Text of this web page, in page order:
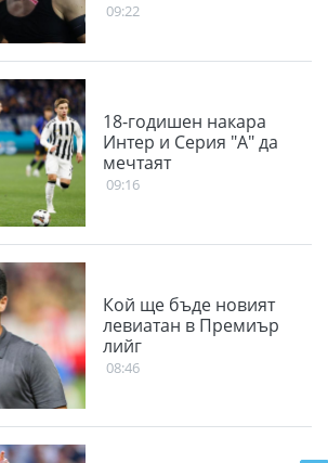
09:22
18-годишен накара
Интер и Серия "А" да
мечтаят
09:16
Кой ще бъде новият
левиатан в Премиър
лийг
08:46